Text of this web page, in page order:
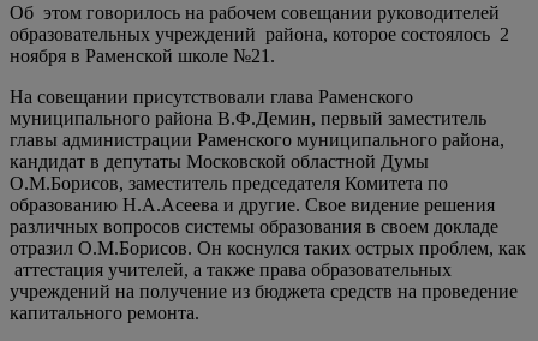
Об этом говорилось на рабочем совещании руководителей
образовательных учреждений района, которое состоялось 2
ноября в Раменской школе №21.
На совещании присутствовали глава Раменского
муниципального района В.Ф.Демин, первый заместитель
главы администрации Раменского муниципального района,
кандидат в депутаты Московской областной Думы
О.М.Борисов, заместитель председателя Комитета по
образованию Н.А.Асеева и другие. Свое видение решения
различных вопросов системы образования в своем докладе
отразил О.М.Борисов. Он коснулся таких острых проблем, как
аттестация учителей, а также права образовательных
учреждений на получение из бюджета средств на проведение
капитального ремонта.